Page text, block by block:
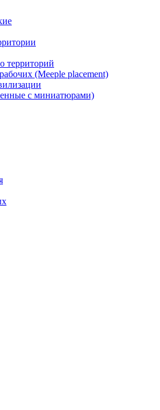
территорий
(Meeple placement)
с миниатюрами)